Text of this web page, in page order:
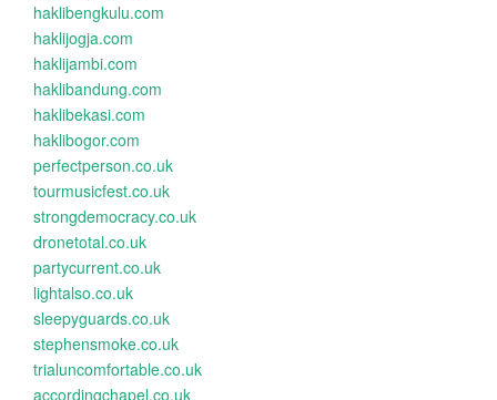
haklibengkulu.com
haklijogja.com
haklijambi.com
haklibandung.com
haklibekasi.com
haklibogor.com
perfectperson.co.uk
tourmusicfest.co.uk
strongdemocracy.co.uk
dronetotal.co.uk
partycurrent.co.uk
lightalso.co.uk
sleepyguards.co.uk
stephensmoke.co.uk
trialuncomfortable.co.uk
accordingchapel.co.uk